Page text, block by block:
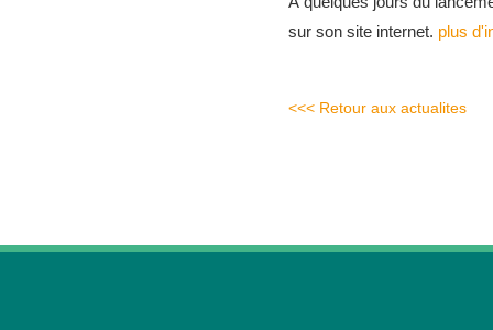
sur son site internet. plus
<<< Retour aux actualites